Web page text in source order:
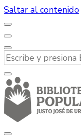
Saltar al contenido
¿Buscas
algo?